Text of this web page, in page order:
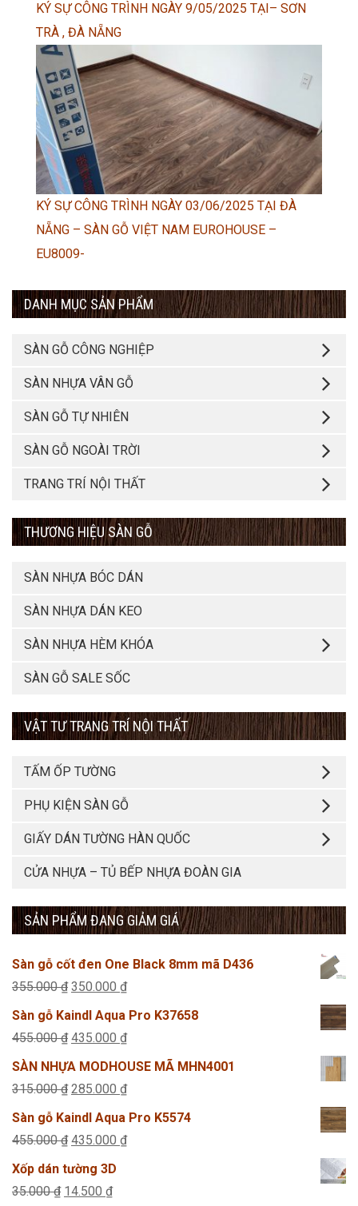
KÝ SỰ CÔNG TRÌNH NGÀY 9/05/2025 TẠI– SƠN
TRÀ , ĐÀ NẴNG
KÝ SỰ CÔNG TRÌNH NGÀY 03/06/2025 TẠI ĐÀ
NẴNG – SÀN GỖ VIỆT NAM EUROHOUSE –
EU8009-
DANH MỤC SẢN PHẨM
SÀN GỖ CÔNG NGHIỆP
SÀN NHỰA VÂN GỖ
SÀN GỖ TỰ NHIÊN
SÀN GỖ NGOÀI TRỜI
TRANG TRÍ NỘI THẤT
THƯƠNG HIỆU SÀN GỖ
SÀN NHỰA BÓC DÁN
SÀN NHỰA DÁN KEO
SÀN NHỰA HÈM KHÓA
SÀN GỖ SALE SỐC
VẬT TƯ TRANG TRÍ NỘI THẤT
TẤM ỐP TƯỜNG
PHỤ KIỆN SÀN GỖ
GIẤY DÁN TƯỜNG HÀN QUỐC
CỬA NHỰA – TỦ BẾP NHỰA ĐOÀN GIA
SẢN PHẨM ĐANG GIẢM GIÁ
Sàn gỗ cốt đen One Black 8mm mã D436
355.000₫ Giá
gốc
là:
350.000 ₫Giá
hiện
tại
350.000 ₫.
Sàn gỗ Kaindl Aqua Pro K37658
455.000₫ Giá
gốc
là:
435.000 ₫Giá
hiện
tại
435.000 ₫.
SÀN NHỰA MODHOUSE MÃ MHN4001
315.000₫ Giá
gốc
là:
285.000 ₫Giá
hiện
tại
Sàn gỗ Kaindl Aqua Pro K5574
455.000₫ Giá
gốc
là:
435.000 ₫Giá
Xốp dán tường 3D
35.000₫ Giá
14.500 ₫Giá